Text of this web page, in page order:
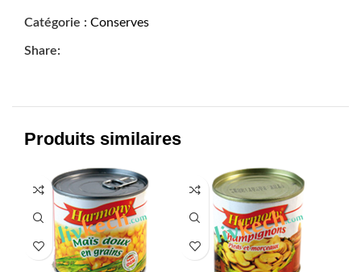
Catégorie : Conserves
Share:
Produits similaires